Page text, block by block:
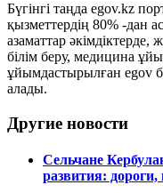
Бүгінгі таңда egov.kz
қызметтердің 80% -дан
азаматтар
білім беру, медицина
ұйымдастырылған egov
алады.
Другие новости
Сельчане
развития: дороги,